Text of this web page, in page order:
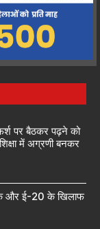
पर बैठकर पढ़ने को
में अग्रणी बनकर
और ई-20 के खिलाफ